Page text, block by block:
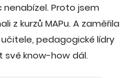
Proto jsem
z kurzů MAPu. A zaměřila
pedagogické lídry
své know-how dál.